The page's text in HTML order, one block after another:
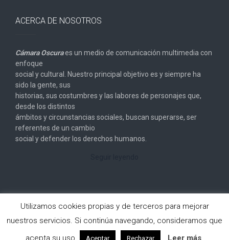
ACERCA DE NOSOTROS
Cámara Oscuraes un medio de comunicación multimedia con
enfoque
social y cultural. Nuestro principal objetivo es y siempre ha
sido la gente, sus
historias, sus costumbres y las labores de personajes que,
desde los distintos
ámbitos y circunstancias sociales, buscan superarse, ser
referentes de un cambio
social y defender los derechos humanos.
Copyright © 2026Cámara Oscura. All rights reserved.
Utilizamos cookies propias y de terceros para mejorar
nuestros servicios. Si continúa navegando, consideramos que
acepta su uso.
Aceptar Rechazar Leer más